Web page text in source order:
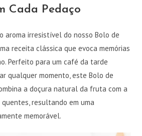
Cada Pedaço
aroma irresistível do nosso Bolo de
receita clássica que evoca memórias
Perfeito para um café da tarde
qualquer momento, este Bolo de
a doçura natural da fruta com a
resultando em uma
memorável.